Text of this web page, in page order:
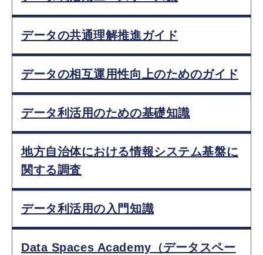
データの共通理解推進ガイド
データの相互運用性向上のためのガイド
データ利活用のための基礎知識
地方自治体における情報システム基盤に
関する調査
データ利活用の入門知識
Data Spaces Academy（データスペー